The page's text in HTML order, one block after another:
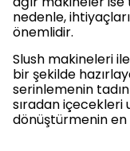
nedenle,
önemlidir.
Slush makineleri
bir şekilde
serinlemenin
sıradan
dönüştürmenin en